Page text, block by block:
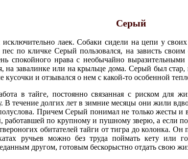
Серый
лаек. Собаки сидели на цепи у
по кличке Серый пользовался, на зависть
спокойного нрава с необычайно
на завалинке или на крыльце дома. Серый был
кусочки и отзывался о нем с какой-то особенной
в тайге, постоянно связанная с риском для
В течение долгих лет в зимние месяцы они жили
Причем Серый понимал не только жесты
работавшей по крупному и пушному зверю, а если
обитателей тайги от тигра до колонка.
ручьев можно без труда поймать кету или
другом, готовым бескорыстно отдать свою